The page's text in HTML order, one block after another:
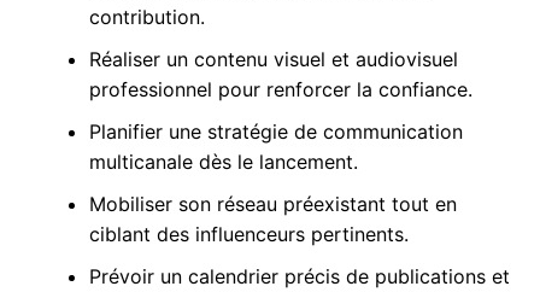
contribution.
Réaliser un contenu visuel et audiovisuel
professionnel pour renforcer la confiance.
Planifier une stratégie de communication
multicanale dès le lancement.
Mobiliser son réseau préexistant tout en
ciblant des influenceurs pertinents.
Prévoir un calendrier précis de publications et